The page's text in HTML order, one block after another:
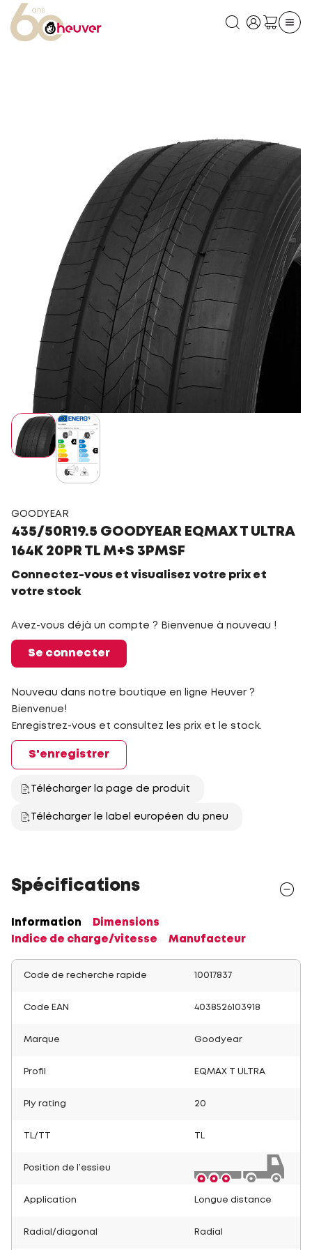
GOODYEAR
435/50R19.5 GOODYEAR EQMAX T ULTRA
164K 20PR TL M+S 3PMSF
Connectez-vous et visualisez votre prix et
votre stock
Avez-vous déjà un compte ? Bienvenue à nouveau !
Se connecter
Nouveau dans notre boutique en ligne Heuver ?
Bienvenue!
Enregistrez-vous et consultez les prix et le stock.
S'enregistrer
Télécharger la page de produit
Télécharger le label européen du pneu
Spécifications
Information
Dimensions
Indice de charge/vitesse
Manufacteur
Code de recherche rapide 10017837
Code EAN 4038526103918
Marque Goodyear
Profil EQMAX T ULTRA
Ply rating 20
TL/TT
Position de l’essieu
Application Longue distance
Radial/diagonal Radial